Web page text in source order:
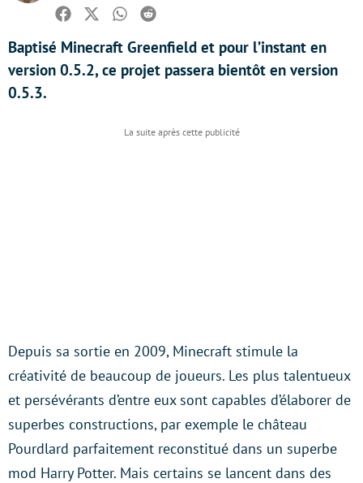
Facebook
TwitterWhatsapp
Reddit
Baptisé Minecraft Greenfield et pour l’instant en
version 0.5.2, ce projet passera bientôt en version
0.5.3.
Depuis sa sortie en 2009, Minecraft stimule la
créativité de beaucoup de joueurs. Les plus talentueux
et persévérants d’entre eux sont capables d’élaborer de
superbes constructions, par exemple le château
Pourdlard parfaitement reconstitué dans un superbe
mod Harry Potter. Mais certains se lancent dans des